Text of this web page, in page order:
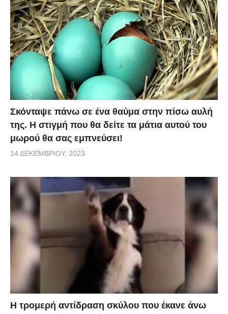
Σκόνταψε πάνω σε ένα θαύμα στην πίσω αυλή
της. Η στιγμή που θα δείτε τα μάτια αυτού του
μωρού θα σας εμπνεύσει!
14 ΔΕΚΕΜΒΡΊΟΥ, 2023
Η τρομερή αντίδραση σκύλου που έκανε άνω